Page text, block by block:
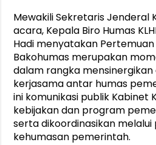
Mewakili Sekretaris Jenderal
acara, Kepala Biro Humas
Hadi menyatakan
Bakohumas merupakan
dalam rangka
kerjasama antar humas
ini komunikasi publik Kabinet
kebijakan dan program
serta dikoordinasikan
kehumasan pemerintah.